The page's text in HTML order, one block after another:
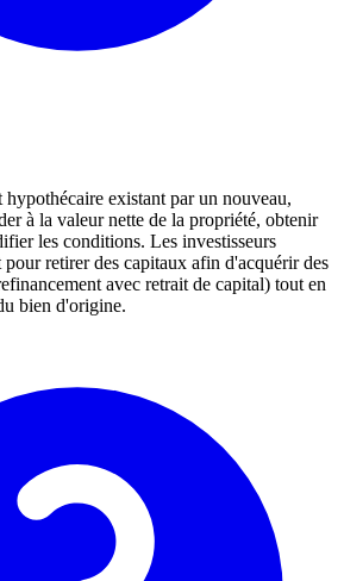
existant par un nouveau,
à la valeur nette de la propriété, obtenir
les conditions. Les investisseurs
retirer des capitaux afin d'acquérir des
avec retrait de capital) tout en
bien d'origine.